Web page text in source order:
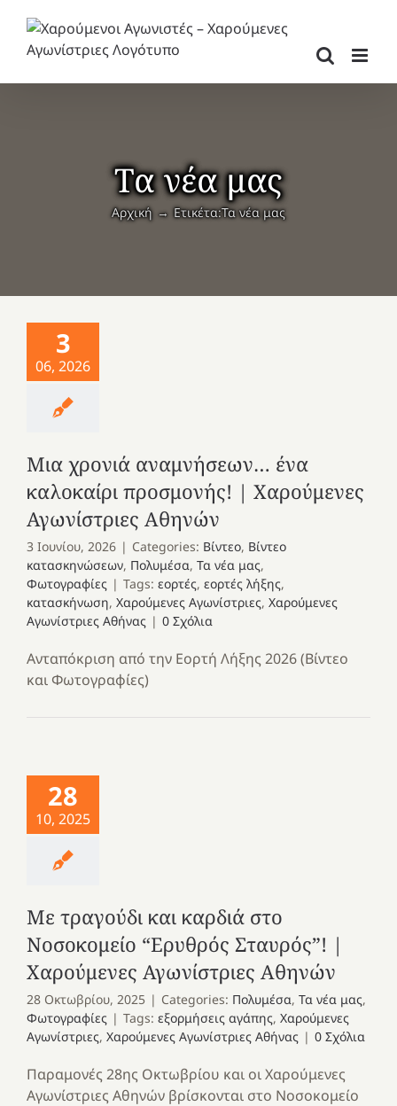
περιεχόμενο
Τα νέα μας
Αρχική Ετικέτα:Τα νέα μας
3
06, 2026
Μια χρονιά αναμνήσεων… ένα
καλοκαίρι προσμονής! | Χαρούμενες
Αγωνίστριες Αθηνών
3 Ιουνίου, 2026 | Categories: Βίντεο, Βίντεο
κατασκηνώσεων, Πολυμέσα, Τα νέα μας,
Φωτογραφίες | Tags: εορτές, εορτές λήξης,
κατασκήνωση, Χαρούμενες Αγωνίστριες, Χαρούμενες
Αγωνίστριες Αθήνας | 0 Σχόλια
Ανταπόκριση από την Εορτή Λήξης 2026 (Βίντεο
και Φωτογραφίες)
28
10, 2025
Με τραγούδι και καρδιά στο
Νοσοκομείο “Ερυθρός Σταυρός”! |
Χαρούμενες Αγωνίστριες Αθηνών
28 Οκτωβρίου, 2025 | Categories: Πολυμέσα, Τα νέα μας,
Φωτογραφίες | Tags: εξορμήσεις αγάπης, Χαρούμενες
Αγωνίστριες, Χαρούμενες Αγωνίστριες Αθήνας | 0 Σχόλια
Παραμονές 28ης Οκτωβρίου και οι Χαρούμενες
Αγωνίστριες Αθηνών βρίσκονται στο Νοσοκομείο